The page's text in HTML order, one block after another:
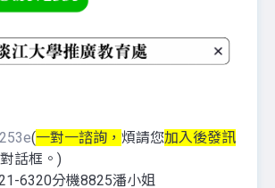
(一對一諮詢， 煩請您加入後發訊
話框。)
6320分機8825潘小姐